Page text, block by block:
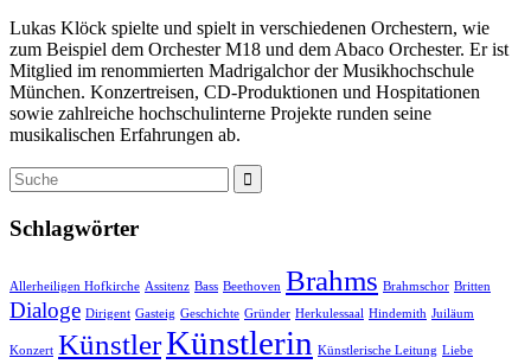
Lukas Klöck spielte und spielt in verschiedenen Orchestern, wie
zum Beispiel dem Orchester M18 und dem Abaco Orchester. Er ist
Mitglied im renommierten Madrigalchor der Musikhochschule
München. Konzertreisen, CD-Produktionen und Hospitationen
sowie zahlreiche hochschulinterne Projekte runden seine
musikalischen Erfahrungen ab.
Schlagwörter
Allerheiligen Hofkirche Assitenz Bass Beethoven Brahms Brahmschor Britten
Dialoge Dirigent Gasteig Geschichte Gründer Herkulessaal Hindemith Juiläum
Konzert KünstlerKünstlerin Künstlerische Leitung Liebe